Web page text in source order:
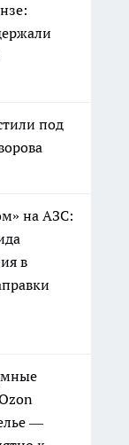
под
на АЗС:
в
—